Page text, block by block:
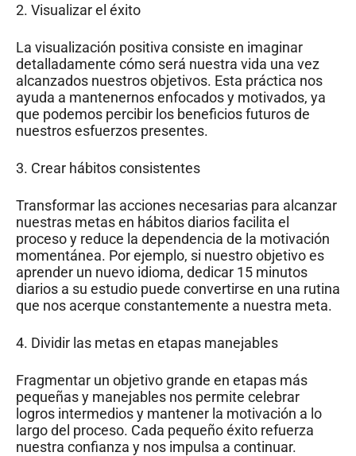
2. Visualizar el éxito
La visualización positiva consiste en imaginar
detalladamente cómo será nuestra vida una vez
alcanzados nuestros objetivos. Esta práctica nos
ayuda a mantenernos enfocados y motivados, ya
que podemos percibir los beneficios futuros de
nuestros esfuerzos presentes.
3. Crear hábitos consistentes
Transformar las acciones necesarias para alcanzar
nuestras metas en hábitos diarios facilita el
proceso y reduce la dependencia de la motivación
momentánea. Por ejemplo, si nuestro objetivo es
aprender un nuevo idioma, dedicar 15 minutos
diarios a su estudio puede convertirse en una rutina
que nos acerque constantemente a nuestra meta.
4. Dividir las metas en etapas manejables
Fragmentar un objetivo grande en etapas más
pequeñas y manejables nos permite celebrar
logros intermedios y mantener la motivación a lo
largo del proceso. Cada pequeño éxito refuerza
nuestra confianza y nos impulsa a continuar.